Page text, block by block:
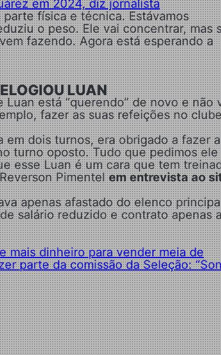
em 2024, diz jornalista
física e técnica. Estávamos
o peso. Ele vai concentrar, mas
fazendo. Agora está esperando a
LUAN
Luan está “querendo” de novo e não
fazer as suas refeições no
dois turnos, era obrigado a fazer
turno oposto. Tudo que pedimos
esse Luan é um cara que tem
Pimentelem entrevista ao
apenas afastado do elenco
salário reduzido e contrato apenas
mais dinheiro para vender meia de
parte da comissão da Seleção: